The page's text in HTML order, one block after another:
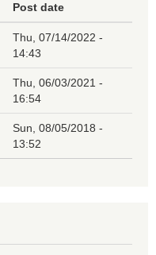
Post date
Thu, 07/14/2022 -
14:43
Thu, 06/03/2021 -
16:54
Sun, 08/05/2018 -
13:52